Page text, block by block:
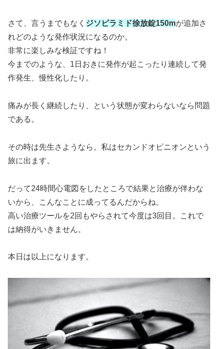
さて、言うまでもなく ジソピラミド徐放錠150mが追加さ
れどのような発作状況になるのか。
非常に楽しみな検証ですね！
今までのような、1日おきに発作が起こったり連続して発
作発生、慢性化したり。
痛みが長く継続したり、という状態が変わらないなら問題
である。
その時は先生さようなら。私はセカンドオピニオンという
旅に出ます。
だって24時間心電図をしたところで結果と治療が伴わな
いから、こんなことに成ってるんだからね。
高い治療ツールを2回もやらされて今度は3回目。これで
は納得がいきません。
本日は以上になります。